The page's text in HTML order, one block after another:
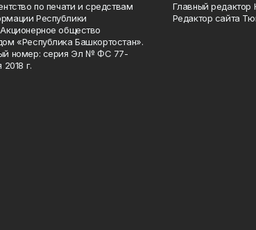
по печати и средствам
Республики
общество
«Республика Башкортостан».
номер: серия Эл № ФС 77-
2018 г.
Главный редактор
Редактор сайта